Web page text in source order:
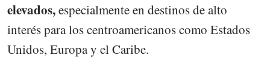
elevados,especialmente en destinos de alto
interés para los centroamericanos como Estados
Unidos, Europa y el Caribe.